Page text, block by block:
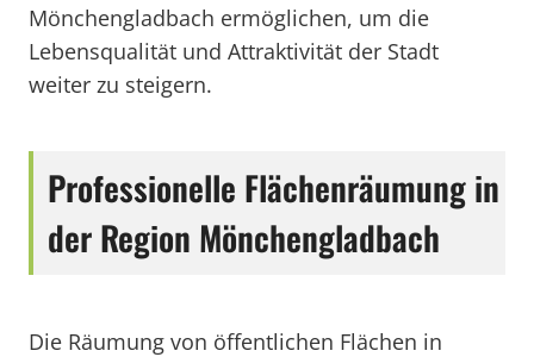
Mönchengladbach ermöglichen, um die
Lebensqualität und Attraktivität der Stadt
weiter zu steigern.
Professionelle Flächenräumung in
der Region Mönchengladbach
Die Räumung von öffentlichen Flächen in